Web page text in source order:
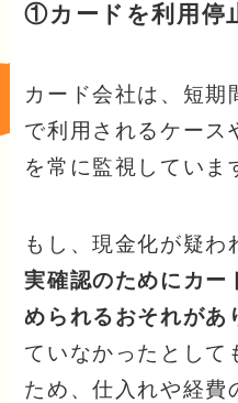
①カードを利用停
カード会社は、短期
で利用されるケース
を常に監視していま
もし、現金化が疑
実確認のためにカー
められるおそれがあ
ていなかったとして
ため、仕入れや経費